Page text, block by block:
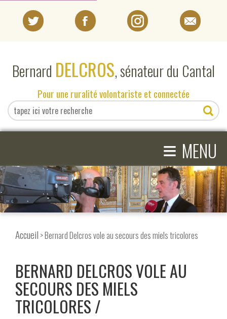
Bernard DELCROS, sénateur du Cantal
Pour une ruralité volontariste et connectée
≡ MENU
EN DIRECT DU SÉNAT
EN DIRECT DU CANTAL
COMPRENDRE LE SÉNAT
Accueil > Bernard Delcros vole au secours des miels tricolores
BERNARD DELCROS VOLE AU
SECOURS DES MIELS
TRICOLORES